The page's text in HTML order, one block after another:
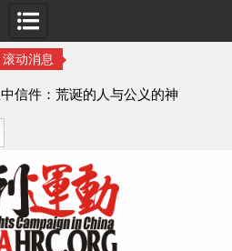
滚动消息
信件：荒诞的人与公义的神